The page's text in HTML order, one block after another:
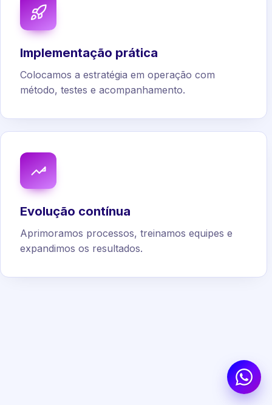
Implementação prática
Colocamos a estratégia em operação com
método, testes e acompanhamento.
Evolução contínua
Aprimoramos processos, treinamos equipes e
expandimos os resultados.